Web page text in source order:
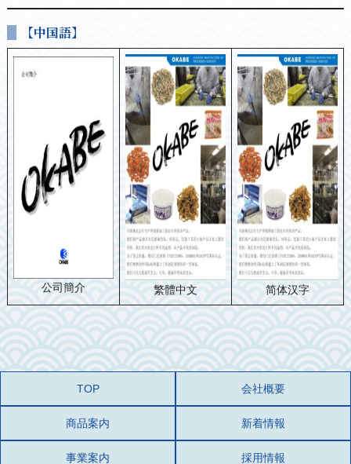
【中国語】
公司簡介 繁體中文 简体汉字
TOP 会社概要
商品案内 新着情報
事業案内 採用情報